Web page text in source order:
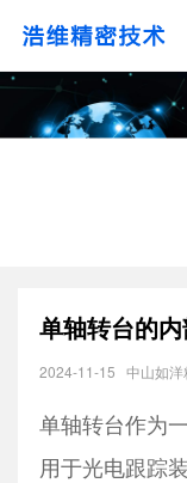
单轴转台的
2024-11-15 中山如洋
单轴转台作为
用于光电跟踪